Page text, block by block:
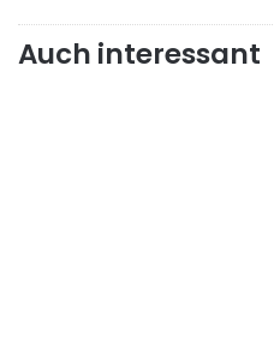
Auch interessant